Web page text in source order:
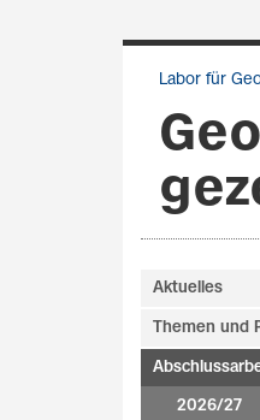
Labor für
Aktuelles
Themen und
2026/27